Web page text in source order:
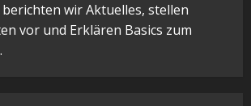
wir Aktuelles, stellen
vor und Erklären Basics zum